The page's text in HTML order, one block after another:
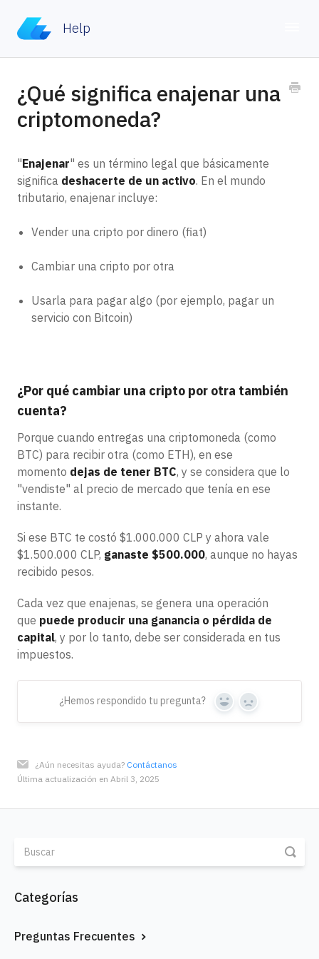
Help
Contacto
¿Qué significa enajenar una
criptomoneda?
"Enajenar" es un término legal que básicamente
significa deshacerte de un activo. En el mundo
tributario, enajenar incluye:
Vender una cripto por dinero (fiat)
Cambiar una cripto por otra
Usarla para pagar algo (por ejemplo, pagar un
servicio con Bitcoin)
¿Por qué cambiar una cripto por otra también
cuenta?
Porque cuando entregas una criptomoneda (como
BTC) para recibir otra (como ETH), en ese
momento dejas de tener BTC, y se considera que lo
"vendiste" al precio de mercado que tenía en ese
instante.
Si ese BTC te costó $1.000.000 CLP y ahora vale
$1.500.000 CLP, ganaste $500.000, aunque no hayas
recibido pesos.
Cada vez que enajenas, se genera una operación
que puede producir una ganancia o pérdida de
capital, y por lo tanto, debe ser considerada en tus
impuestos.
¿Hemos respondido tu pregunta?
Yes No
¿Aún necesitas ayuda? Contáctanos
Última actualización en Abril 3, 2025
Categorías
Preguntas Frecuentes